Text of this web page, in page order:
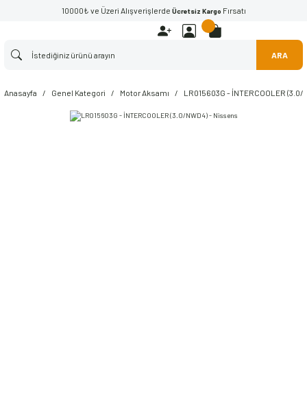
10000₺ ve Üzeri Alışverişlerde Ücretsiz Kargo Fırsatı
ARA
Anasayfa Genel Kategori Motor Aksamı LR015603G - İNTERCOOLER